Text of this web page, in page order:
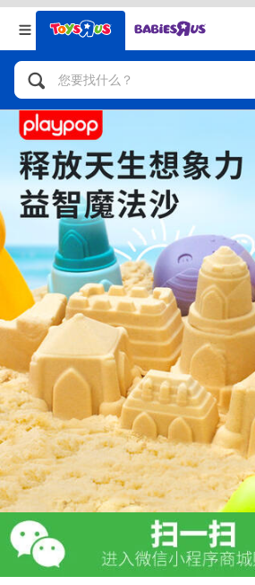
返回
分类目录
人气英雄，角色扮演，射击玩
自行车，滑板车，骑乘车
拼砌组合及乐高LEGO
玩具车，货车，火车及遥控系
手工艺，文具，蜡笔，泥胶，
娃娃，芭比，收藏公仔
电子玩具
游戏及拼图系列
益智学习玩具
户外及运动产品
返回
品牌